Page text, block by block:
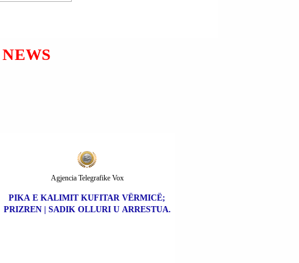
KURSIN.
PIKA E KALIMIT KUFITAR VËRMICË;
PRIZREN | SADIK OLLURI U ARRESTUA.
Agjencia Telegrafike Vox